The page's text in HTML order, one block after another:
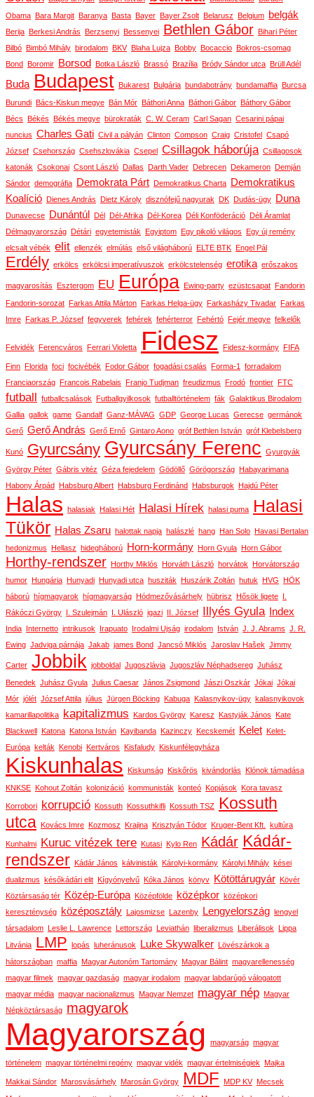
Obama Bara Margit Baranya Basta Bayer Bayer Zsolt Belarusz Belgium belgák
Berija Berkesi András Berzsenyi Bessenyei Bethlen Gábor Bihari Péter
Bilbó Bimbó Mihály birodalom BKV Blaha Lujza Bobby Bocaccio Bokros-csomag
Bond Boromir Borsod Botka László Brassó Brazília Bródy Sándor utca Brüll Adél
Buda Budapest Bukarest Bulgária bundabotrány bundamaffia Burcsa
Burundi Bács-Kiskun megye Bán Mór Báthori Anna Báthori Gábor Báthory Gábor
Bécs Békés Békés megye bürokraták C. W. Ceram Carl Sagan Cesarini pápai
nuncius Charles Gati Civil a pályán Clinton Compson Craig Cristofel Csapó
József Csehország Csehszlovákia Csepel Csillagok háborúja Csillagosok
katonák Csokonai Csont László Dallas Darth Vader Debrecen Dekameron Demján
Sándor demográfia Demokrata Párt Demokratikus Charta
Demokratikus
Koalíció Dienes András Dietz Károly disznófejű nagyurak DK Dudás-ügy Duna
Dunavecse Dunántúl Dél Dél-Afrika Dél-Korea Déli Konföderáció Déli Áramlat
Délmagyarország Détári egyetemisták Egyiptom Egy pikoló világos Egy új remény
elcsalt vébék elit ellenzék elmúlás első világháború ELTE BTK Engel Pál
Erdély erkölcs erkölcsi imperatívuszok erkölcstelenség erotika erőszakos
magyarosítás Esztergom EU Európa Ewing-party ezüstcsapat Fandorin
Fandorin-sorozat Farkas Attila Márton Farkas Helga-ügy Farkasházy Tivadar Farkas
Imre Farkas P. József fegyverek fehérek fehérterror Fehértó Fejér megye felkelők
Felvidék Ferencváros Ferrari Violetta Fidesz Fidesz-kormány FIFA
Finn Florida foci focivébék Fodor Gábor fogadási csalás Forma-1
forradalom
Franciaország Francois Rabelais Franjo Tudjman freudizmus Frodó frontier FTC
futball futballcsalások Futballgyilkosok futballtörténelem fák Galaktikus Birodalom
Gallia gallok game Gandalf Ganz-MÁVAG GDP George Lucas Gerecse germánok
Gerő Gerő András Gerő Ernő Gintaro Aono gróf Bethlen István gróf Klebelsberg
Kunó Gyurcsány Gyurcsány Ferenc Gyurgyák
György Péter Gábris vitéz Géza fejedelem Gödöllő Görögország Habayarimana
Habony Árpád Habsburg Albert Habsburg Ferdinánd Habsburgok Hajdú Péter
Halas halasiak Halasi Hét Halasi Hírek halasi puma
Halasi
Tükör Halas Zsaru halottak napja halászlé hang Han Solo Havasi Bertalan
hedonizmus Hellasz hidegháború Horn-kormány Horn Gyula Horn Gábor
Horthy-rendszer Horthy Miklós Horváth László horvátok Horvátország
humor Hungária Hunyadi Hunyadi utca husziták Huszárik Zoltán hutuk HVG HÖK
háború hígmagyarok hígmagyarság Hódmezővásárhely hübrisz Hősök ligete I.
Rákóczi György I. Szulejmán I. Ulászló igazi II. József Illyés Gyula Index
India Internetto intrikusok Irapuato Irodalmi Ujság irodalom István J. J. Abrams J. R.
Ewing Jadviga párnája Jakab james Bond Jancsó Miklós Jaroslav Hašek Jimmy
Carter Jobbik jobboldal Jugoszlávia Jugoszláv Néphadsereg Juhász
Benedek Juhász Gyula Julius Caesar János Zsigmond Jászi Oszkár Jókai Jókai
Mór jólét József Attila július Jürgen Böcking Kabuga Kalasnyikov-ügy kalasnyikovok
kamarillapolitika kapitalizmus Kardos György Karesz Kastyják János Kate
Blackwell Katona Katona István Kayibanda Kazinczy Kecskemét Kelet Kelet-
Európa kelták Kenobi Kertváros Kisfaludy Kiskunfélegyháza
Kiskunhalas Kiskunság Kiskőrös kivándorlás Klónok támadása
KNKSE Kohout Zoltán kolonizáció kommunisták konteó Kopjások Kora tavasz
Korrobori korrupció Kossuth Kossuthkifli Kossuth TSZ Kossuth
utca Kovács Imre Kozmosz Krajina Krisztyán Tódor Kruger-Bent Kft. kultúra
Kunhalmi Kuruc vitézek tere Kutasi Kylo Ren Kádár Kádár-
rendszer Kádár János kálvinisták Károlyi-kormány Károlyi Mihály kései
dualizmus későkádári elit Kígyónyelvű Kóka János könyv Kötöttárugyár Kövér
Köztársaság tér
Közép-Európa Középfölde középkor középkori
kereszténység
középosztály Lajosmizse Lazenby Lengyelország lengyel
társadalom Leslie L. Lawrence Lettország Leviathán liberalizmus Liberálisok Lippa
Litvánia LMP lopás luheránusok Luke Skywalker Lövészárkok a
hátországban maffia Magyar Autonóm Tartomány Magyar Bálint magyarellenesség
magyar filmek magyar gazdaság magyar irodalom magyar labdarúgó válogatott
magyar média magyar nacionalizmus Magyar Nemzet magyar nép Magyar
Népköztársaság magyarok
Magyarország magyarság magyar
történelem magyar történelmi regény magyar vidék magyar értelmiségiek Majka
Makkai Sándor Marosvásárhely Marosán György MDF MDP KV Mecsek